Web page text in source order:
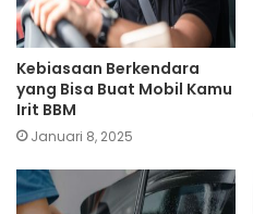
Kebiasaan Berkendara
yang Bisa Buat Mobil Kamu
Irit BBM
Januari 8, 2025